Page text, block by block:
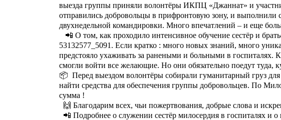
выезда группы приняли волонтёры ИКПЦ «Джаннат» и
отправились добровольцы в прифронтовую зону, и выполнили
двухнедельной командировки. Много впечатлений – и еще
📲 О том, как проходило интенсивное обучение сестёр и
53132577_5091. Если кратко : много новых знаний, много
предстояло ухаживать за ранеными и больными в
смогли войти все желающие. Но они обязательно поедут туда,
📦 Перед выездом волонтёры собирали гуманитарный груз
найти средства для обеспечения группы добровольцев. По
сумма !
🙌 Благодарим всех, чьи пожертвования, добрые слова и
📲 Подробнее о служении сестёр милосердия в госпиталях